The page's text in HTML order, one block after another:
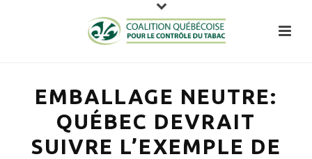
EMBALLAGE NEUTRE:
QUÉBEC DEVRAIT
SUIVRE L’EXEMPLE DE